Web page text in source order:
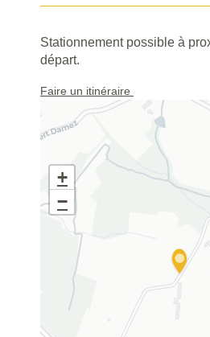
Stationnement possible à
départ.
Faire un itinéraire
+
−